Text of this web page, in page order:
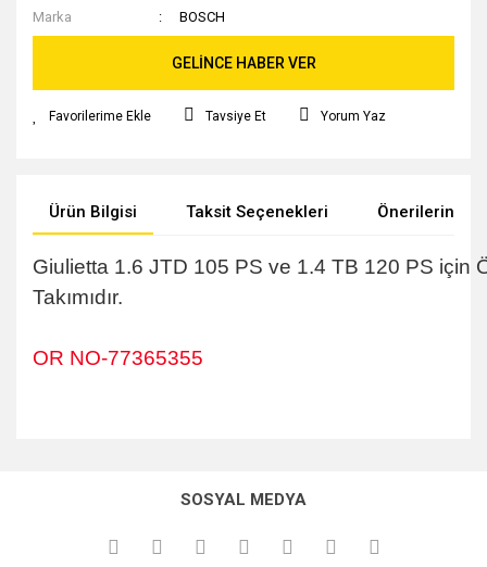
Marka
BOSCH
GELİNCE HABER VER
Tavsiye Et Yorum Yaz
Ürün Bilgisi Taksit Seçenekleri Önerileriniz
Giulietta 1.6 JTD 105 PS ve 1.4 TB 120 PS için
Takımıdır.
OR NO-77365355
kullanarak tarafımıza iletebilirsiniz.
Görüş ve önerileriniz için teşekkür ederiz.
SOSYAL MEDYA